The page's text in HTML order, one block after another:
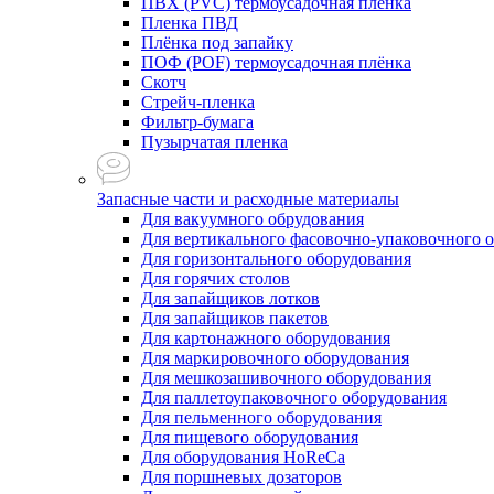
Пленка ПВД
Плёнка под запайку
ПОФ (POF) термоусадочная плёнка
Скотч
Стрейч-пленка
Фильтр-бумага
Пузырчатая пленка
Запасные части и расходные материалы
Для вакуумного обрудования
Для вертикального фасовочно-упаковочного
Для горизонтального оборудования
Для горячих столов
Для запайщиков лотков
Для запайщиков пакетов
Для картонажного оборудования
Для маркировочного оборудования
Для мешкозашивочного оборудования
Для паллетоупаковочного оборудования
Для пельменного оборудования
Для пищевого оборудования
Для оборудования HoReCa
Для поршневых дозаторов